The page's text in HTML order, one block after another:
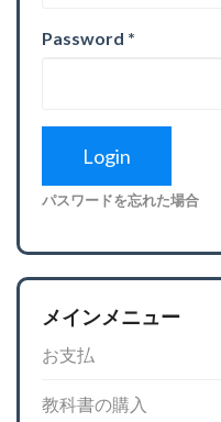
Password *
パスワードを忘れた場合
メインメニュー
お支払
教科書の購入